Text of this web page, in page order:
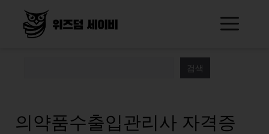
검색
의약품수출입관리사 자격증